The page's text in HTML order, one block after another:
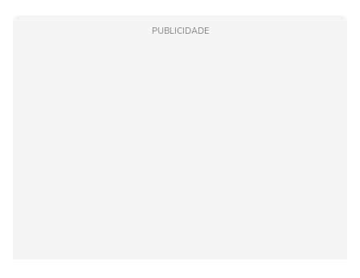
PUBLICIDADE